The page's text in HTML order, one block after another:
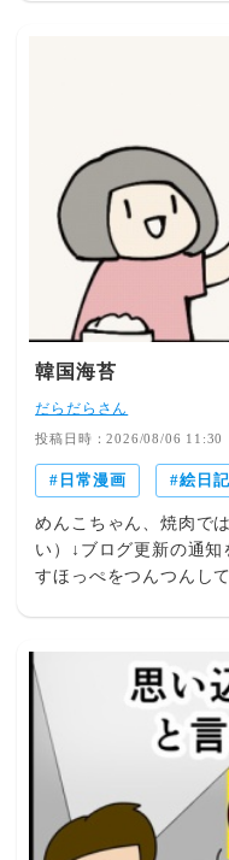
韓国海苔
だらだらさん
投稿日時：2026/08/06 11:30
日常漫画 絵日記
めんこちゃん、焼肉で
い）↓ブログ更新の通知
すほっぺをつんつんし